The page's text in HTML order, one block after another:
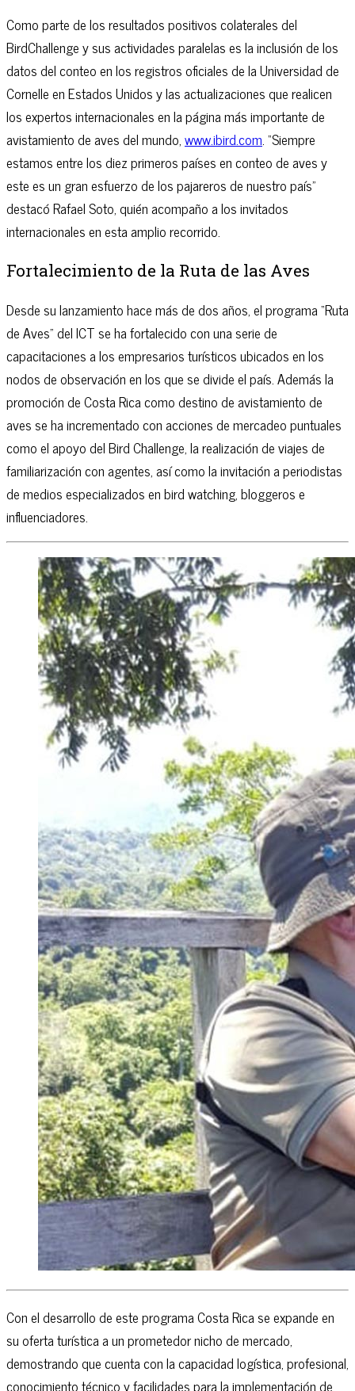
Como parte de los resultados positivos colaterales del
BirdChallenge y sus actividades paralelas es la inclusión de los
datos del conteo en los registros oficiales de la Universidad de
Cornelle en Estados Unidos y las actualizaciones que realicen
los expertos internacionales en la página más importante de
avistamiento de aves del mundo,www.ibird.com. “Siempre
estamos entre los diez primeros países en conteo de aves y
este es un gran esfuerzo de los pajareros de nuestro país”
destacó Rafael Soto, quién acompaño a los invitados
internacionales en esta amplio recorrido.
Fortalecimiento de la Ruta de las Aves
Desde su lanzamiento hace más de dos años, el programa “Ruta
de Aves” del ICT se ha fortalecido con una serie de
capacitaciones a los empresarios turísticos ubicados en los
nodos de observación en los que se divide el país. Además la
promoción de Costa Rica como destino de avistamiento de
aves se ha incrementado con acciones de mercadeo puntuales
como el apoyo del Bird Challenge, la realización de viajes de
familiarización con agentes, así como la invitación a periodistas
de medios especializados en bird watching, bloggeros e
influenciadores.
Con el desarrollo de este programa Costa Rica se expande en
su oferta turística a un prometedor nicho de mercado,
demostrando que cuenta con la capacidad logística, profesional,
conocimiento técnico y facilidades para la implementación de